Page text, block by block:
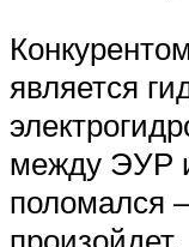
является
между ЭУР
поломался